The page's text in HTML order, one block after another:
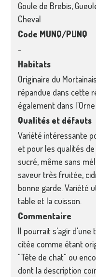
Goule de Brebis,
Cheval
Code MUNQ/PUNQ
-
Habitats
Originaire du
répandue dans cette
également dans l'Orne
Qualités et défauts
Variété intéressante
et pour les qualités
sucré, même sans
saveur très fruitée,
bonne garde. Variété
table et la cuisson.
Commentaire
Il pourrait s'agir d'une
citée comme étant
"Tête de chat" ou
dont la description